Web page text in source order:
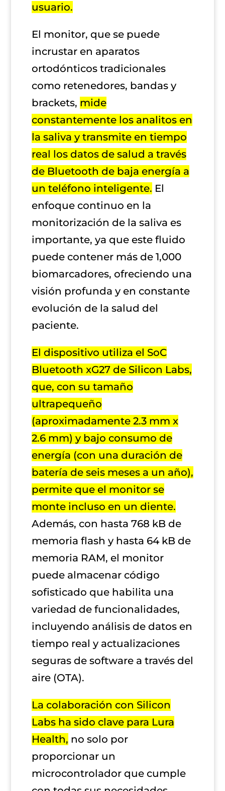
usuario.
El monitor, que se puede
incrustar en aparatos
ortodónticos tradicionales
como retenedores, bandas y
brackets, mide
constantemente los analitos en
la saliva y transmite en tiempo
real los datos de salud a través
de Bluetooth de baja energía a
un teléfono inteligente. El
enfoque continuo en la
monitorización de la saliva es
importante, ya que este fluido
puede contener más de 1,000
biomarcadores, ofreciendo una
visión profunda y en constante
evolución de la salud del
paciente.
El dispositivo utiliza el SoC
Bluetooth xG27 de Silicon Labs,
que, con su tamaño
ultrapequeño
(aproximadamente 2.3 mm x
2.6 mm) y bajo consumo de
energía (con una duración de
batería de seis meses a un año),
permite que el monitor se
monte incluso en un diente.
Además, con hasta 768 kB de
memoria flash y hasta 64 kB de
memoria RAM, el monitor
puede almacenar código
sofisticado que habilita una
variedad de funcionalidades,
incluyendo análisis de datos en
tiempo real y actualizaciones
seguras de software a través del
aire (OTA).
La colaboración con Silicon
Labs ha sido clave para Lura
Health, no solo por
proporcionar un
microcontrolador que cumple